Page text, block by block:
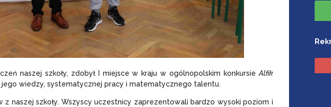
naszej szkoły, zdobył I miejsce w kraju w ogólnopolskim konkursie Alfik
wiedzy, systematycznej pracy i matematycznego talentu.
z naszej szkoły. Wszyscy uczestnicy zaprezentowali bardzo wysoki poziom i